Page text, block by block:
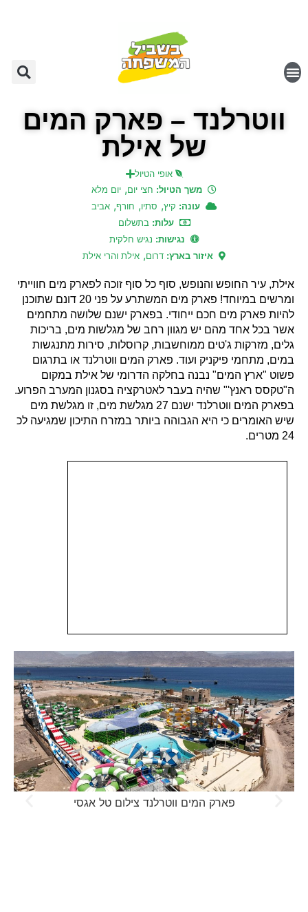
ווטרלנד – פארק המים
של אילת
אופי הטיול
משך הטיול: חצי יום, יום מלא
עונה: קיץ, סתיו, חורף, אביב
עלות:בתשלום
נגישות: נגיש חלקית
איזור בארץ: דרום, אילת והרי אילת
אילת, עיר החופש והנופש, סוף כל סוף זוכה לפארק מים חווייתי
ומרשים במיוחד! פארק מים המשתרע על פני 20 דונם שתוכנן
להיות פארק מים חכם ייחודי. בפארק ישנם שלושה מתחמים
אשר בכל אחד מהם יש מגוון רחב של מגלשות מים, בריכות
גלים, מזרקות ג'טים ממוחשבות, קרוסלות, סירות מתנגשות
במים, מתחמי פיקניק ועוד. פארק המים ווטרלנד או בתרגום
פשוט "ארץ המים" נבנה בחלקה הדרומי של אילת במקום
ה"טקסס ראנץ'" שהיה בעבר לאטרקציה בסגנון המערב הפרוע.
בפארק המים ווטרלנד ישנם 27 מגלשת מים, זו מגלשת מים
שיש האומרים כי היא הגבוהה ביותר במזרח התיכון שמגיעה לכ
24 מטרים.
פארק המים ווטרלנד צילום טל אגסי